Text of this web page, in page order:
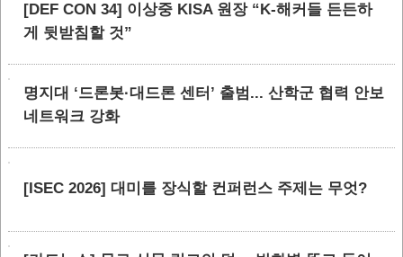
[DEF CON 34] 이상중 KISA 원장 “K-해커들 든든하
게 뒷받침할 것”
명지대 ‘드론봇·대드론 센터’ 출범... 산학군 협력 안보
네트워크 강화
[ISEC 2026] 대미를 장식할 컨퍼런스 주제는 무엇?